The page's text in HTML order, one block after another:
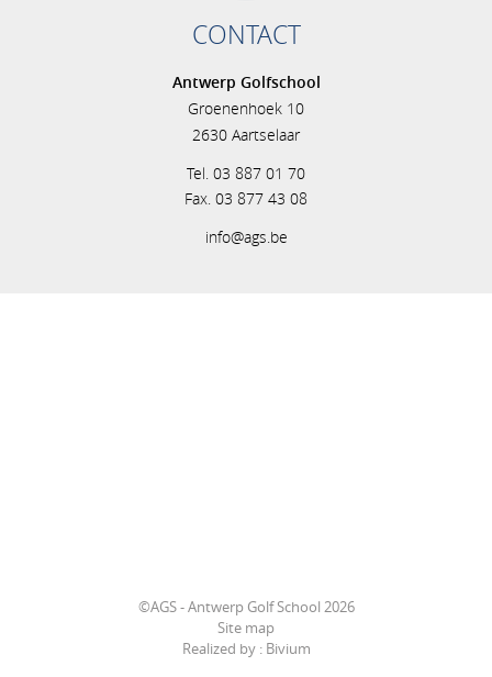
CONTACT
Antwerp Golfschool
Groenenhoek 10
2630 Aartselaar
Tel. 03 887 01 70
Fax. 03 877 43 08
info@ags.be
©AGS - Antwerp Golf School 2026
Site map
Realized by : Bivium